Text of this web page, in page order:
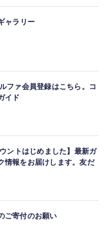
ャラリー
ファ会員登録はこちら。コ
イド
ントはじめました】最新ガ
情報をお届けします。友だ
ご寄付のお願い